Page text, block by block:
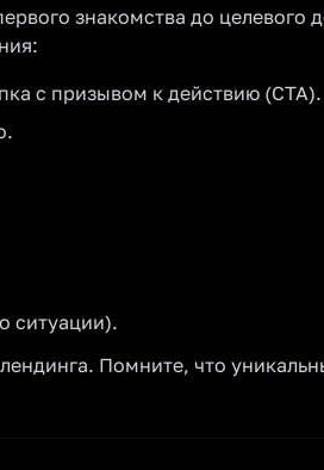
знакомства до целевого
с призывом к действию (CTA).
ситуации).
Помните, что